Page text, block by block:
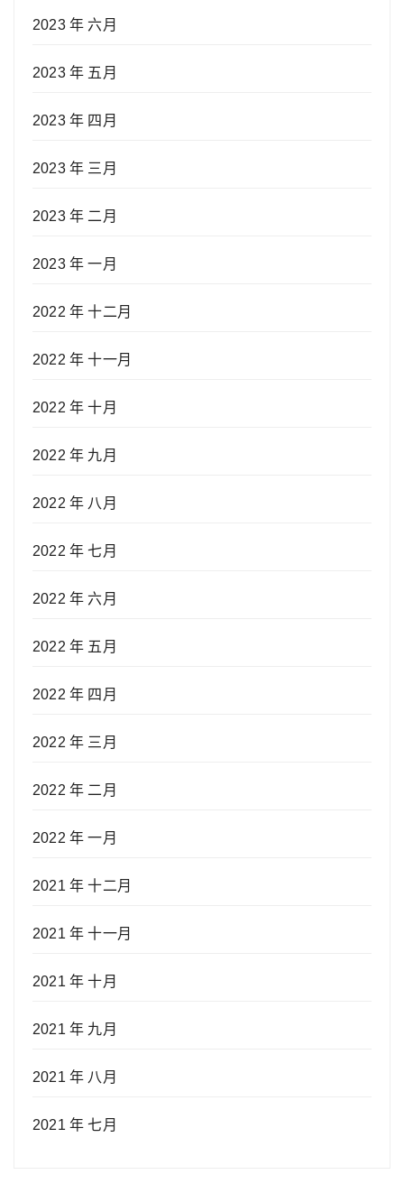
2023 年 六月
2023 年 五月
2023 年 四月
2023 年 三月
2023 年 二月
2023 年 一月
2022 年 十二月
2022 年 十一月
2022 年 十月
2022 年 九月
2022 年 八月
2022 年 七月
2022 年 六月
2022 年 五月
2022 年 四月
2022 年 三月
2022 年 二月
2022 年 一月
2021 年 十二月
2021 年 十一月
2021 年 十月
2021 年 九月
2021 年 八月
2021 年 七月